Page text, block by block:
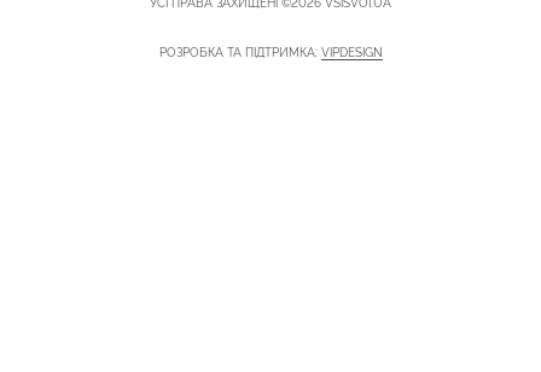
УСІ ПРАВА ЗАХИЩЕНІ ©2026 VSISVOI.UA
РОЗРОБКА ТА ПІДТРИМКА: VIPDESIGN